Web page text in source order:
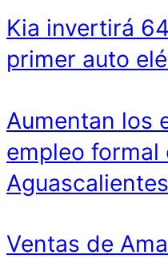
Kia invertirá
primer auto
Aumentan los
empleo formal
Aguascalientes
Ventas de